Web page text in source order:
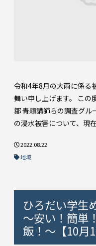
令和4年8月の大雨に係る
舞い申し上げます。 この
鄒 青穎講師らの調査グル
の浸水被害について、現
2022.08.22
地域
ひろだい学生
～安い！簡単
飯！～【10月